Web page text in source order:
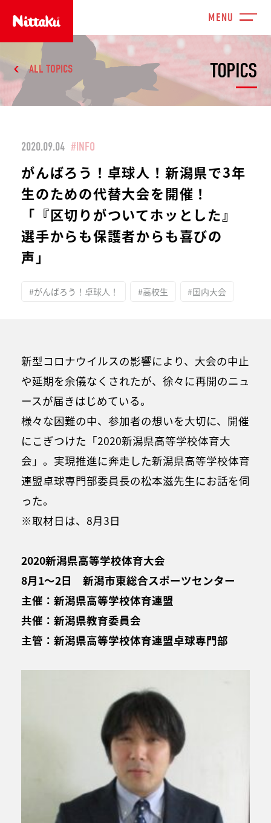
TOPICS
ALL TOPICS
2020.09.04 #INFO
がんばろう！卓球人！新潟県で3年
生のための代替大会を開催！
「『区切りがついてホッとした』
選手からも保護者からも喜びの
声」
#がんばろう！卓球人！ #高校生 #国内大会
新型コロナウイルスの影響により、大会の中止
や延期を余儀なくされたが、徐々に再開のニュ
ースが届きはじめている。
様々な困難の中、参加者の想いを大切に、開催
にこぎつけた「2020新潟県高等学校体育大
会」。実現推進に奔走した新潟県高等学校体育
連盟卓球専門部委員長の松本滋先生にお話を伺
った。
※取材日は、8月3日
2020新潟県高等学校体育大会
8月1～2日 新潟市東総合スポーツセンター
主催：新潟県高等学校体育連盟
共催：新潟県教育委員会
主管：新潟県高等学校体育連盟卓球専門部